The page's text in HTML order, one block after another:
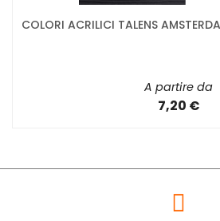
COLORI ACRILICI TALENS
A partire da
7,20 €